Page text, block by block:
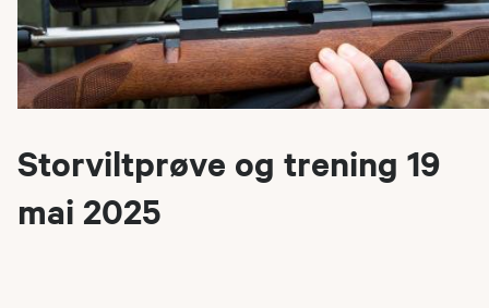
Storviltprøve og trening 19
mai 2025